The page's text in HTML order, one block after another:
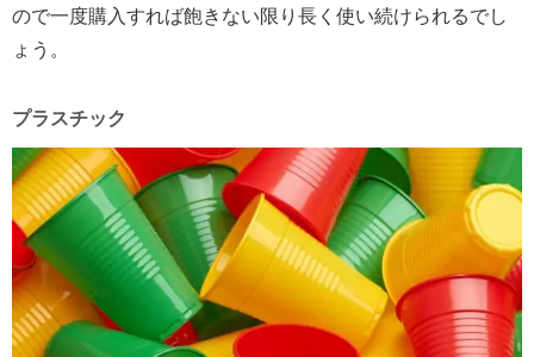
ので一度購入すれば飽きない限り長く使い続けられるでし
ょう。
プラスチック